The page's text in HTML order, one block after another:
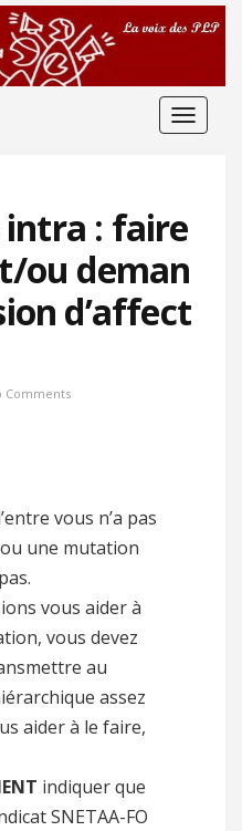
Toggle
: faire
ou deman
d’affect
Comments
vous n’a pas
une mutation
vous aider à
vous devez
au
assez
aider à le faire,
indiquer que
SNETAA-FO